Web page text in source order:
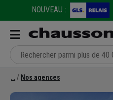
NOUVEAU :
Nos agences